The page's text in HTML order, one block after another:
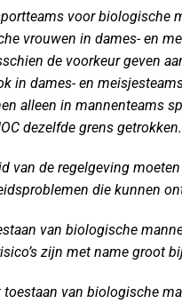
voor biologische
vrouwen in dames- en
de voorkeur geven
in dames- en
alleen in mannenteams
dezelfde grens getrokken.
van de regelgeving
die kunnen
​​van biologische
zijn met name groot
toestaan ​​van biologische